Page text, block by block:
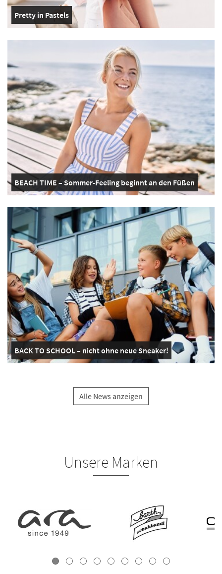
Pretty in Pastels
BEACH TIME – Sommer-Feeling beginnt an den Füßen
BACK TO SCHOOL – nicht ohne neue Sneaker!
Alle News anzeigen
Unsere Marken